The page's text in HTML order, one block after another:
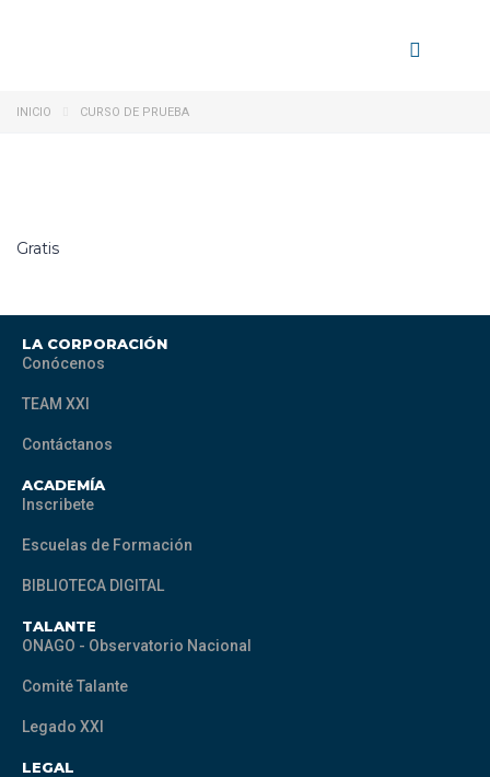
INICIO CURSO DE PRUEBA
Gratis
LA CORPORACIÓN
Conócenos
TEAM XXI
Contáctanos
ACADEMÍA
Inscribete
Escuelas de Formación
BIBLIOTECA DIGITAL
TALANTE
ONAGO - Observatorio Nacional
Comité Talante
Legado XXI
LEGAL